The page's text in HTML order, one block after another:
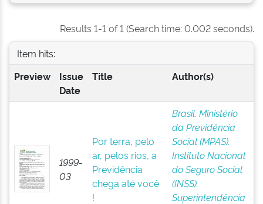
Results 1-1 of 1 (Search time: 0.002 seconds).
Item hits:
Preview
Issue
Date
Title Author(s)
1999-
03
Por terra, pelo
ar, pelos rios, a
Previdência
chega até você
!
Brasil. Ministério
da Previdência
Social (MPAS).
Instituto Nacional
do Seguro Social
(INSS).
Superintendência